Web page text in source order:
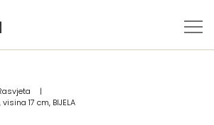
|
17 cm, BIJELA